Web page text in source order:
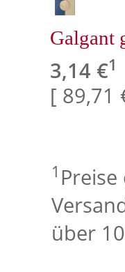
Galgant
3,14 €1
[ 89,71
1
über